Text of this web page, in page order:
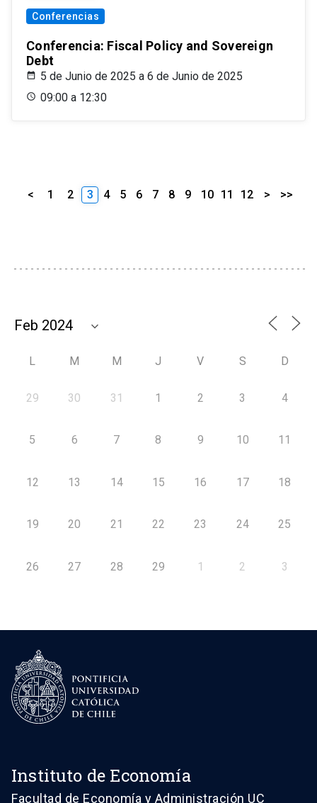
Conferencias
Conferencia: Fiscal Policy and Sovereign
Debt
5 de Junio de 2025 a 6 de Junio de 2025
09:00 a 12:30
< 1 2 3 4 5 6 7 8 9 10 11 12 > >>
L M M J V S D
29 30 31 1 2 3 4
5 6 7 8 9 10 11
12 13 14 15 16 17 18
19 20 21 22 23 24 25
26 27 28 29 1 2 3
Instituto de Economía
Facultad de Economía y Administración UC